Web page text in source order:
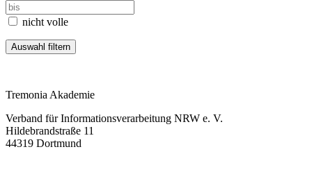
nicht volle
Tremonia Akademie
Verband für Informationsverarbeitung NRW e. V.
Hildebrandstraße 11
44319 Dortmund